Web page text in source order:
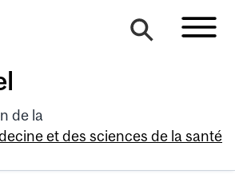
de la
et des sciences de la santé